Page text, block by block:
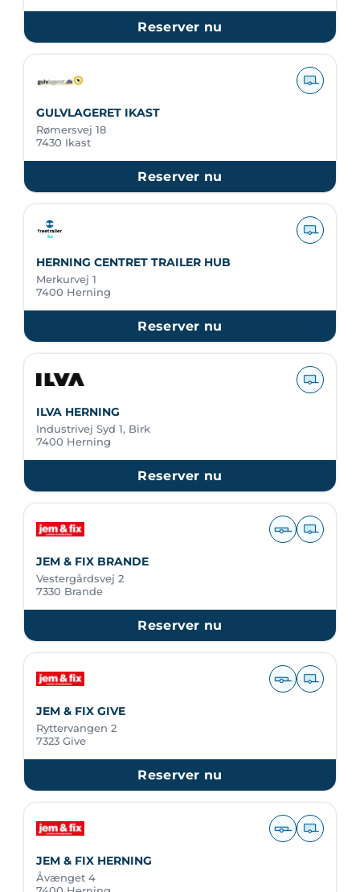
Reserver nu
GULVLAGERET IKAST
Rømersvej 18
7430 Ikast
Reserver nu
HERNING CENTRET TRAILER HUB
Merkurvej 1
7400 Herning
Reserver nu
ILVA HERNING
Industrivej Syd 1, Birk
7400 Herning
Reserver nu
JEM & FIX BRANDE
Vestergårdsvej 2
7330 Brande
Reserver nu
JEM & FIX GIVE
Ryttervangen 2
7323 Give
Reserver nu
JEM & FIX HERNING
Åvænget 4